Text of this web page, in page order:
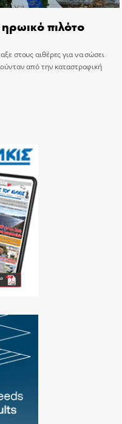
πιλότο
στους αιθέρες για να σώσει
από την καταστροφική